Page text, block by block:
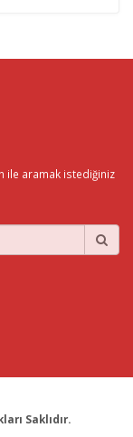
ile aramak istediğiniz
Saklıdır.